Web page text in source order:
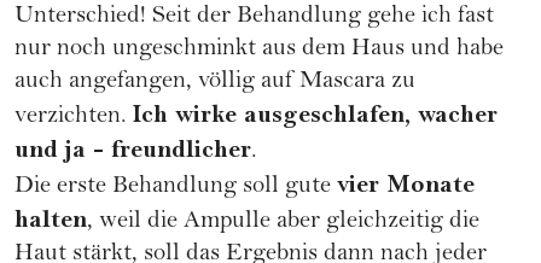
Unterschied! Seit der Behandlung gehe ich fast
nur noch ungeschminkt aus dem Haus und habe
auch angefangen, völlig auf Mascara zu
verzichten. Ich wirke ausgeschlafen, wacher
und ja - freundlicher.
Die erste Behandlung soll gute vier Monate
halten, weil die Ampulle aber gleichzeitig die
Haut stärkt, soll das Ergebnis dann nach jeder